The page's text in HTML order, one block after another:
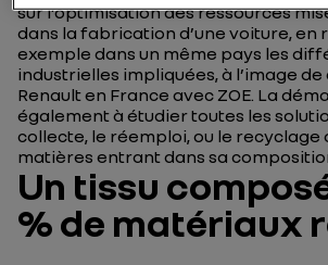
sur l’optimisation des ressources
dans la fabrication d’une voiture, en
exemple dans un même pays les
industrielles impliquées, à l’image
Renault en France avec ZOE. La
également à étudier toutes les
collecte, le réemploi, ou le recyclage
matières entrant dans sa
Un tissu
% de matériaux